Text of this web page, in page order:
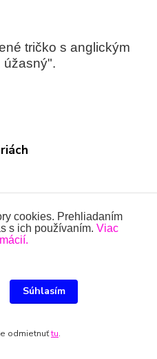
tričko s anglickým
úžasný".
110, 090 02 Kružlová,
cookies. Prehliadaním
s ich používaním. Viac
Súhlasím
odmietnuťtu.